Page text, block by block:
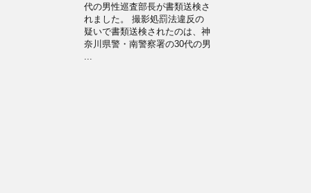
代の男性巡査部長が書類送検さ
れました。 撮影処罰法違反の
疑いで書類送検されたのは、神
奈川県警・南警察署の30代の男
...